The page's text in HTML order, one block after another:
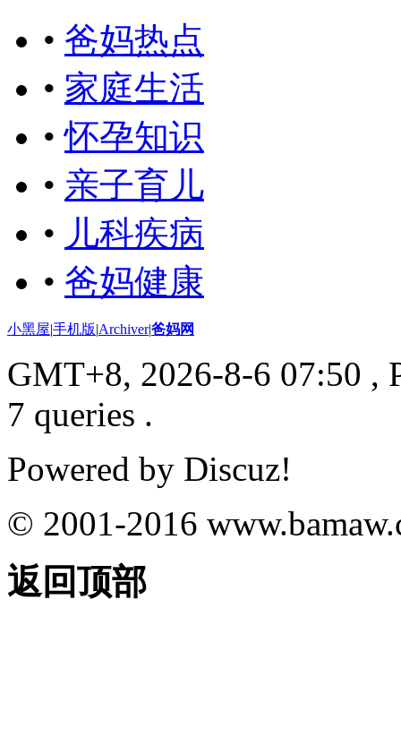
• 爸妈热点
• 家庭生活
•怀孕知识
• 亲子育儿
• 儿科疾病
• 爸妈健康
小黑屋|手机版|Archiver|爸妈网
GMT+8, 2026-8-6 07:50 ,
7 queries .
Powered by Discuz!
© 2001-2016
返回顶部